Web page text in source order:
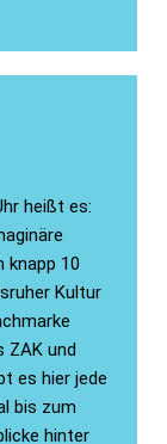
heißt es:
knapp 10
Kultur
ZAK und
es hier jede
bis zum
hinter